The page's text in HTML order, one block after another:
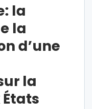
la
la
d’une
la